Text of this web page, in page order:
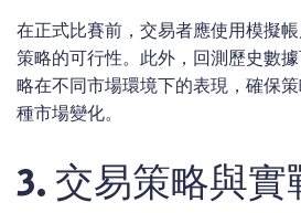
在正式比賽前，交易者應使用模擬
策略的可行性。此外，回測歷史數
略在不同市場環境下的表現，確保
種市場變化。
3. 交易策略與實